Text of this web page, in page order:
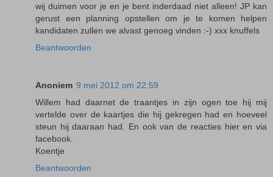
wij duimen voor je en je bent inderdaad niet alleen! JP kan
gerust een planning opstellen om je te komen helpen
kandidaten zullen we alvast genoeg vinden :-) xxx knuffels
Beantwoorden
Anoniem 9 mei 2012 om 22:59
Willem had daarnet de traantjes in zijn ogen toe hij mij
vertelde over de kaartjes die hij gekregen had en hoeveel
steun hij daaraan had. En ook van de reacties hier en via
facebook.
Koentje
Beantwoorden